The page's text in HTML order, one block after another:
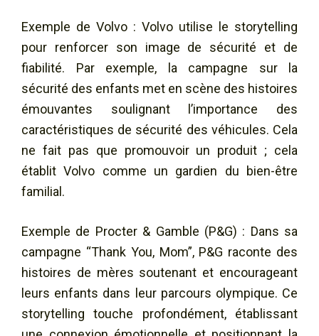
Exemple de Volvo : Volvo utilise le storytelling
pour renforcer son image de sécurité et de
fiabilité. Par exemple, la campagne sur la
sécurité des enfants met en scène des histoires
émouvantes soulignant l’importance des
caractéristiques de sécurité des véhicules. Cela
ne fait pas que promouvoir un produit ; cela
établit Volvo comme un gardien du bien-être
familial.
Exemple de Procter & Gamble (P&G) : Dans sa
campagne “Thank You, Mom”, P&G raconte des
histoires de mères soutenant et encourageant
leurs enfants dans leur parcours olympique. Ce
storytelling touche profondément, établissant